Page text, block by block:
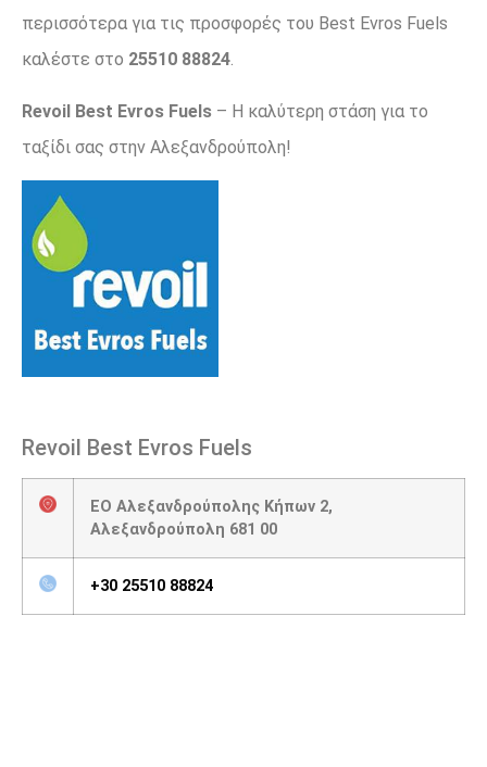
περισσότερα για τις προσφορές του Best Evros Fuels
καλέστε στο 25510 88824.
Revoil Best Evros Fuels – Η καλύτερη στάση για το
ταξίδι σας στην Αλεξανδρούπολη!
Revoil Best Evros Fuels
ΕΟ Αλεξανδρούπολης Κήπων 2,
Αλεξανδρούπολη 681 00
+30 25510 88824